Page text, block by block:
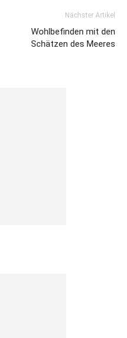
Nächster Artikel
Wohlbefinden mit den
Schätzen des Meeres